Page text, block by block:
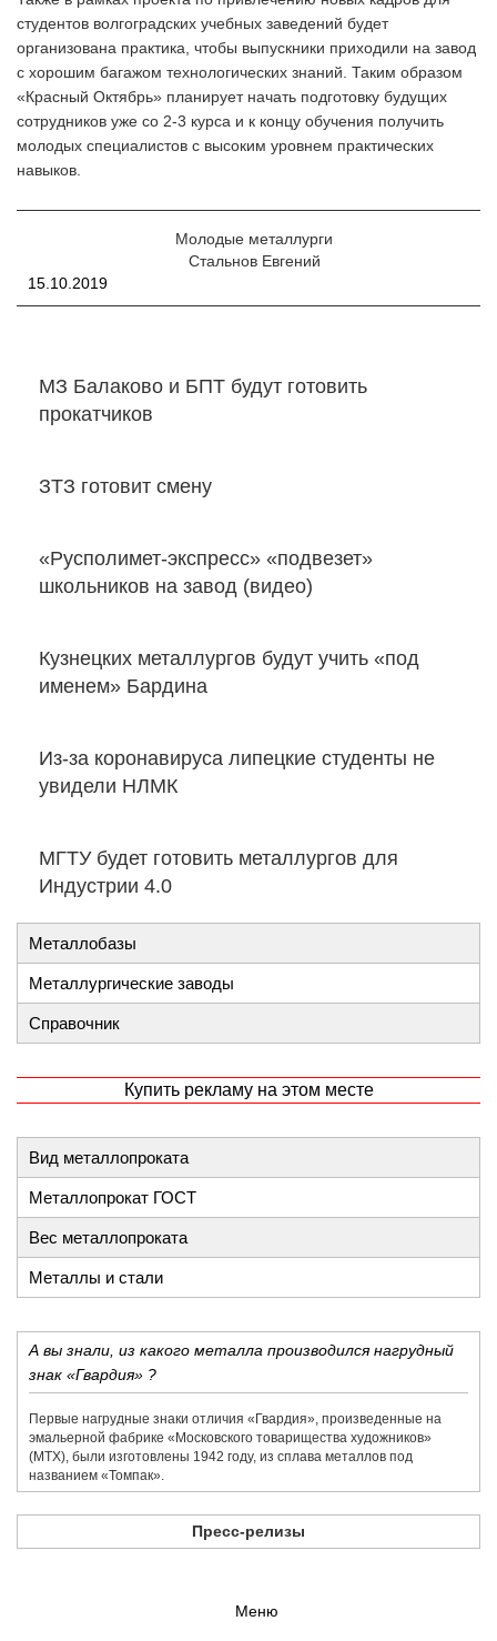
студентов волгоградских учебных заведений будет
организована практика, чтобы выпускники приходили на завод
с хорошим багажом технологических знаний. Таким образом
«Красный Октябрь» планирует начать подготовку будущих
сотрудников уже со 2-3 курса и к концу обучения получить
молодых специалистов с высоким уровнем практических
навыков.
Молодые металлурги
Стальнов Евгений
15.10.2019
МЗ Балаково и БПТ будут готовить
прокатчиков
ЗТЗ готовит смену
«Русполимет-экспресс» «подвезет»
школьников на завод (видео)
Кузнецких металлургов будут учить «под
именем» Бардина
Из-за коронавируса липецкие студенты не
увидели НЛМК
МГТУ будет готовить металлургов для
Индустрии 4.0
Металлобазы
Металлургические заводы
Справочник
Купить рекламу на этом месте
Вид металлопроката
Металлопрокат ГОСТ
Вес металлопроката
Металлы и стали
А вы знали, из какого металла производился нагрудный
знак «Гвардия» ?
Первые нагрудные знаки отличия «Гвардия», произведенные на
эмальерной фабрике «​Московского товарищества художников»​
(МТХ), были изготовлены 1942 году, из сплава металлов под
названием «​Томпак».
Пресс-релизы
Меню